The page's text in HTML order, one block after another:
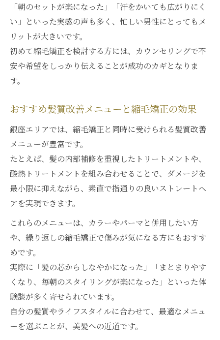
「朝のセットが楽になった」「汗をかいても広がりにく
い」といった実感の声も多く、忙しい男性にとってもメ
リットが大きいです。
初めて縮毛矯正を検討する方には、カウンセリングで不
安や希望をしっかり伝えることが成功のカギとなりま
す。
おすすめ髪質改善メニューと縮毛矯正の効果
銀座エリアでは、縮毛矯正と同時に受けられる髪質改善
メニューが豊富です。
たとえば、髪の内部補修を重視したトリートメントや、
酸熱トリートメントを組み合わせることで、ダメージを
最小限に抑えながら、素直で指通りの良いストレートヘ
アを実現できます。
これらのメニューは、カラーやパーマと併用したい方
や、繰り返しの縮毛矯正で傷みが気になる方にもおすす
めです。
実際に「髪の芯からしなやかになった」「まとまりやす
くなり、毎朝のスタイリングが楽になった」といった体
験談が多く寄せられています。
自分の髪質やライフスタイルに合わせて、最適なメニュ
ーを選ぶことが、美髪への近道です。